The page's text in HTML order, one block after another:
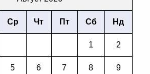
Ср Чт Пт Сб Нд
1 2
5 6 7 8 9